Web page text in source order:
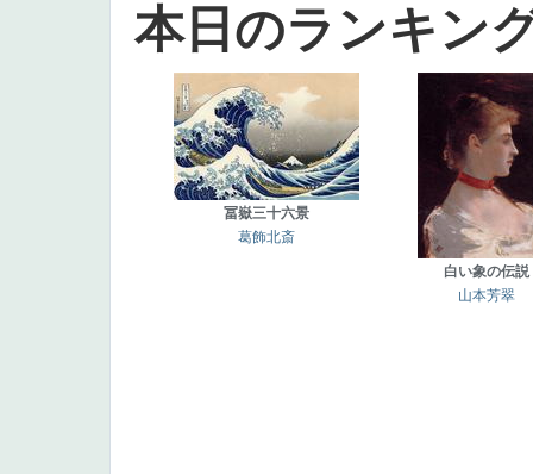
本日のランキン
冨嶽三十六景
葛飾北斎
白い象の伝説
山本芳翠